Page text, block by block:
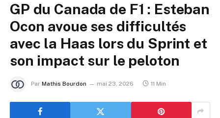
GP du Canada de F1 : Esteban
Ocon avoue ses difficultés
avec la Haas lors du Sprint et
son impact sur le peloton
Par Mathis Bourdon mai 23, 2026 11 Min